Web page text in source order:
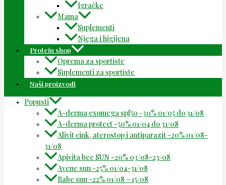
Igračke
Mama
Suplementi
Njega i higijena
Protein shop
Oprema za sportiste
Suplementi za sportiste
Naši proizvodi
Popusti
A-derma exomega spf50 -30% 01/05 do 31/08
A-derma protect -50% 01/04 do 31/08
Alivit cink, aterostop i antiparazit -20% 01/08-
31/08
Apivita bee SUN -20% 03/08-23/08
Avene sun -25% 01/04-31/08
Babe sun -22% 01/08 – 15/08